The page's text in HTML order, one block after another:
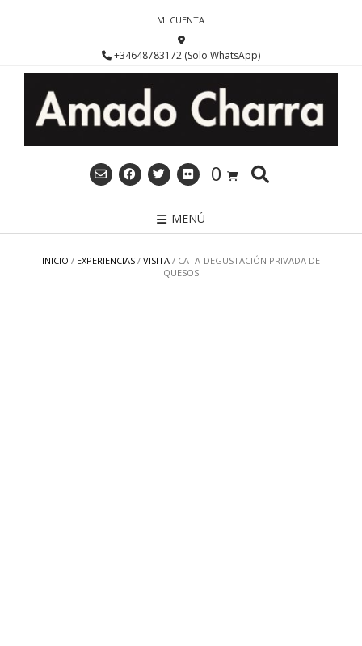
MI CUENTA
+34648783172 (Solo WhatsApp)
0
MENÚ
INICIO / EXPERIENCIAS / VISITA / CATA-DEGUSTACIÓN PRIVADA DE
QUESOS